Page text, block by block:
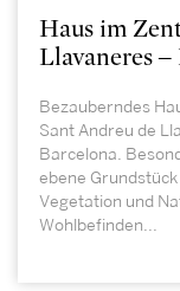
Haus im
Llavaneres
Bezauberndes
Sant Andreu de
Barcelona.
ebene
Vegetation und
Wohlbefinden...